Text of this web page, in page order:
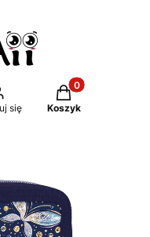
się
Produkty w
Koszyk